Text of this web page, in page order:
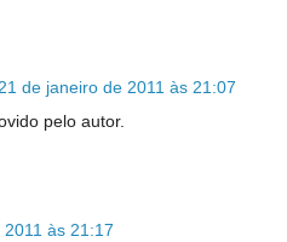
21 de janeiro de 2011 às 21:07
pelo autor.
às 21:17